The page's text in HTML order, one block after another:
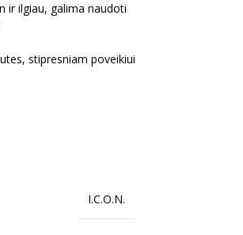
ir ilgiau, galima naudoti
stipresniam poveikiui
I.C.O.N.